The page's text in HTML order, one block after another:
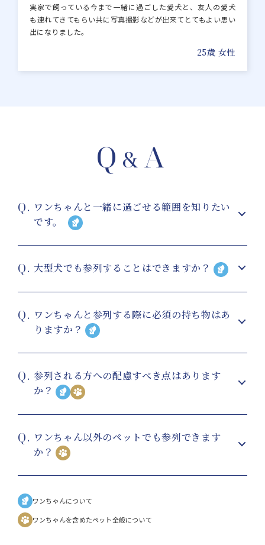
実家で飼っている今まで一緒に過ごした愛犬と、友人の愛犬
も連れてきてもらい共に写真撮影などが出来てとてもよい思い
出になりました。
25歳 女性
Q & A
ワンちゃんと一緒に過ごせる範囲を知りたい
です。
大型犬でも参列することはできますか？
ワンちゃんと参列する際に必須の持ち物はあ
りますか？
参列される方への配慮すべき点はあります
か？
ワンちゃん以外のペットでも参列できます
か？
ワンちゃんについて
ワンちゃんを含めたペット全般について